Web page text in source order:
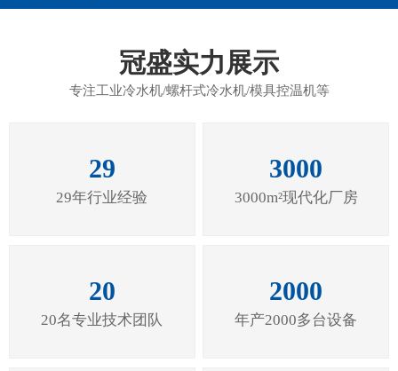
冠盛实力展示
专注工业冷水机/螺杆式冷水机/模具控温机等
29
29年行业经验
3000
3000m²现代化厂房
20
20名专业技术团队
2000
年产2000多台设备